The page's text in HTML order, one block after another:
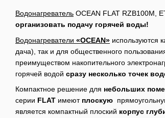
Водонагреватель OCEAN FLAT RZB100M,
организовать подачу горячей воды!
Водонагреватели «OCEAN» используются
дача), так и для общественного
преимуществом накопительного
горячей водой сразу несколько точек
Компактное решение для небольших
серии FLAT имеют плоскую
является компактный плоский корпус